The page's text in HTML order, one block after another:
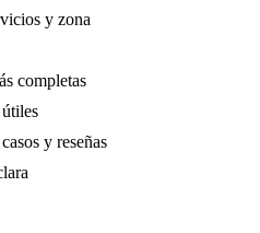
y zona
completas
y reseñas